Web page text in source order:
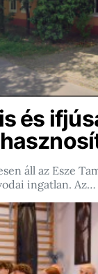
és
áll az Esze
ingatlan. Az…